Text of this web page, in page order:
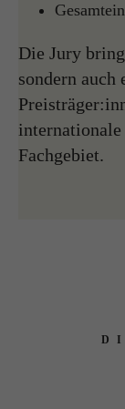
Die Jury
sondern
Fachgebiet.